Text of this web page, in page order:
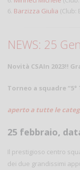
6. Barzizza Giulia (Club:
NEWS: 25
Novità CSAIn 2023!!
Torneo a squadre
aperto a tutte le
25 febbraio,
Il prestigioso centro
dei due grandissimi